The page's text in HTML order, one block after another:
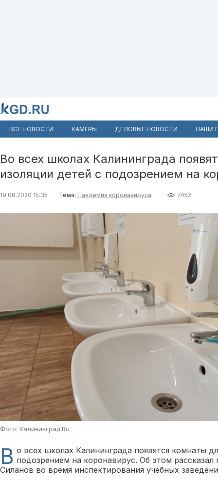
ВСЕ НОВОСТИ КАМЕРЫ ДЕЛОВЫЕ НОВОСТИ НАШИ
Во всех школах Калининграда
изоляции детей с подозрением на
19.08.2020 15:35 Тема: Пандемия коронавируса 7452
Фото: Калининград.Ru
В о всех школах Калининграда появятся комнаты
подозрением на коронавирус. Об этом рассказал
Силанов во время инспектирования учебных